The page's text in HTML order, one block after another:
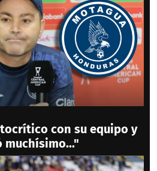
con su equipo y
muchísimo..."